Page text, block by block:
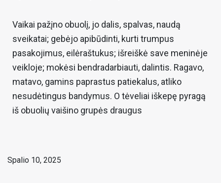
Vaikai pažįno obuolį, jo dalis, spalvas, naudą
sveikatai; gebėjo apibūdinti, kurti trumpus
pasakojimus, eilėraštukus; išreiškė save meninėje
veikloje; mokėsi bendradarbiauti, dalintis. Ragavo,
matavo, gamins paprastus patiekalus, atliko
nesudėtingus bandymus. O tėveliai iškepę pyragą
iš obuolių vaišino grupės draugus
Spalio 10, 2025